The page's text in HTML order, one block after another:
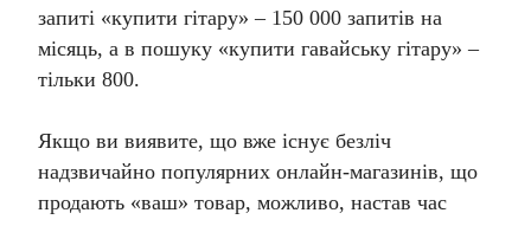
запиті «купити гітару» – 150 000 запитів на
місяць, а в пошуку «купити гавайську гітару» –
тільки 800.
Якщо ви виявите, що вже існує безліч
надзвичайно популярних онлайн-магазинів, що
продають «ваш» товар, можливо, настав час